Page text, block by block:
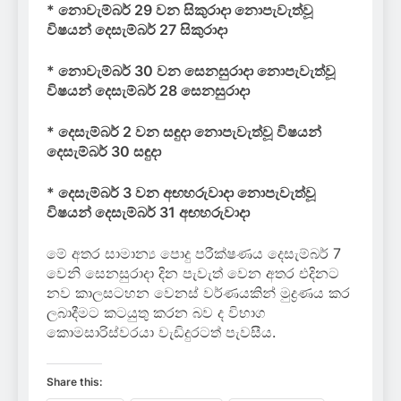
* නොවැම්බර් 29 වන සිකුරාදා නොපැවැත්වූ
විෂයන් දෙසැම්බර් 27 සිකුරාදා
* නොවැම්බර් 30 වන සෙනසුරාදා නොපැවැත්වූ
විෂයන් දෙසැම්බර් 28 සෙනසුරාදා
* දෙසැම්බර් 2 වන සඳුදා නොපැවැත්වූ විෂයන්
දෙසැම්බර් 30 සඳුදා
* දෙසැම්බර් 3 වන අඟහරුවාදා නොපැවැත්වූ
විෂයන් දෙසැම්බර් 31 අඟහරුවාදා
මේ අතර සාමාන්‍ය පොදු පරීක්ෂණය දෙසැම්බර් 7
වෙනි සෙනසුරාදා දින පැවැත් වෙන අතර එදිනට
නව කාලසටහන වෙනස් වර්ණයකින් මුද්‍රණය කර
ලබාදීමට කටයුතු කරන බව ද විභාග
කොමසාරිස්වරයා වැඩිදුරටත් පැවසීය.
Share this: